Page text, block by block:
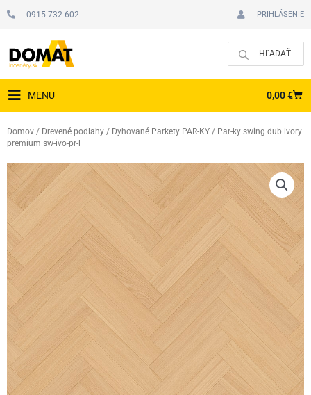
0915 732 602 PRIHLÁSENIE
MENU 0,00€
Domov / Drevené podlahy / Dyhované Parkety PAR-KY / Par-ky swing dub ivory
premium sw-ivo-pr-l